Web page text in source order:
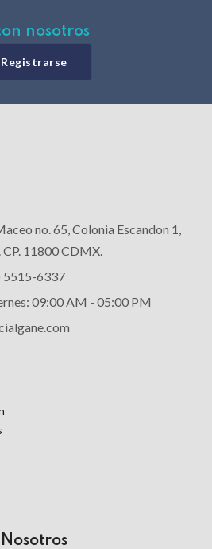
nosotros
Registrarse
no. 65, Colonia Escandon 1,
11800 CDMX.
5515-6337
09:00 AM - 05:00 PM
Nosotros